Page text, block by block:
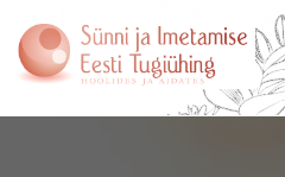
content